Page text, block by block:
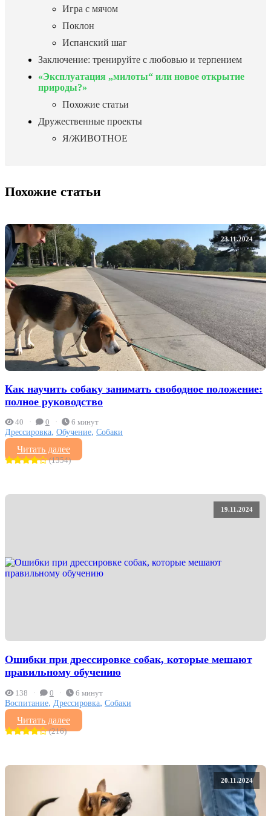
Игра с мячом
Поклон
Испанский шаг
Заключение: тренируйте с любовью и терпением
«Эксплуатация „милоты“ или новое открытие
природы?»
Похожие статьи
Дружественные проекты
Я/ЖИВОТНОЕ
Похожие статьи
23.11.2024
Как научить собаку занимать свободное положение:
полное руководство
40 0 6 минут
Дрессировка, Обучение, Собаки
Читать далее
(1354)
19.11.2024
Ошибки при дрессировке собак, которые мешают
правильному обучению
138 0 6 минут
Воспитание, Дрессировка, Собаки
Читать далее
(216)
20.11.2024